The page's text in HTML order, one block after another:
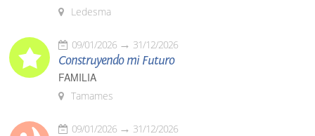
Ledesma
09/01/2026 31/12/2026
Construyendo mi Futuro
FAMILIA
Tamames
09/01/2026 31/12/2026